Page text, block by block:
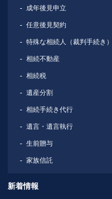
成年後見申立
任意後見契約
特殊な相続人（裁判手続き）
相続不動産
相続税
遺産分割
相続手続き代行
遺言・遺言執行
生前贈与
家族信託
新着情報